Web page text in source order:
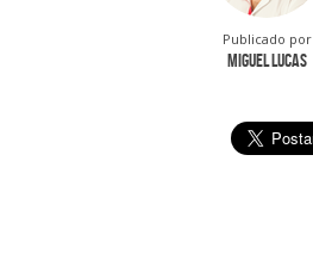
Publicado por
Miguel Lucas